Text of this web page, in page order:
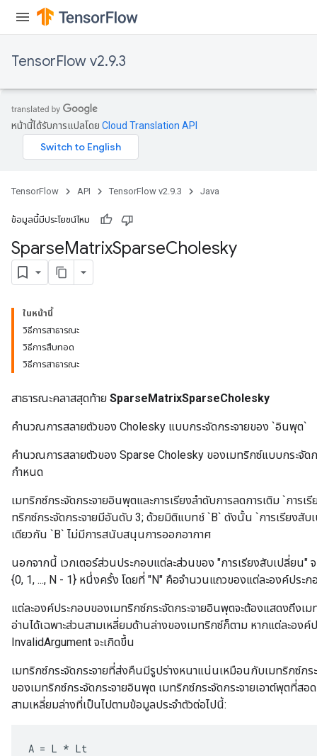
TensorFlow v2.9.3
หน้านี้ได้รับการแปลโดย Cloud Translation API
TensorFlow API TensorFlow v2.9.3 Java
ข้อมูลนี้มีประโยชน์ไหม
SparseMatrixSparseCholesky
ในหน้านี้
วิธีการสาธารณะ
วิธีการสืบทอด
วิธีการสาธารณะ
สาธารณะคลาสสุดท้าย SparseMatrixSparseCholesky
คำนวณการสลายตัวของ Cholesky แบบกระจัดกระจายของ `อินพุต`
คำนวณการสลายตัวของ Sparse Cholesky ของเมทริกซ์แบบกระจัด
กำหนด
เมทริกซ์กระจัดกระจายอินพุตและการเรียงลำดับการลดการเติม `การเ
ทริกซ์กระจัดกระจายมีอันดับ 3; ด้วยมิติแบทช์ `B` ดังนั้น `การเรียงสั
เดียวกัน `B` ไม่มีการสนับสนุนการออกอากาศ
นอกจากนี้ เวกเตอร์ส่วนประกอบแต่ละส่วนของ "การเรียงสับเปลี่ยน"
{0, 1, ..., N - 1} หนึ่งครั้ง โดยที่ "N" คือจำนวนแถวของแต่ละองค์ประก
แต่ละองค์ประกอบของเมทริกซ์กระจัดกระจายอินพุตจะต้องแสดงถึง
อ่านได้เฉพาะส่วนสามเหลี่ยมด้านล่างของเมทริกซ์ก็ตาม หากแต่ละอง
InvalidArgument จะเกิดขึ้น
เมทริกซ์กระจัดกระจายที่ส่งคืนมีรูปร่างหนาแน่นเหมือนกับเมทริกซ์กร
ของเมทริกซ์กระจัดกระจายอินพุต เมทริกซ์กระจัดกระจายเอาต์พุตที่
สามเหลี่ยมล่างที่เป็นไปตามข้อมูลประจำตัวต่อไปนี้:
A = L * Lt